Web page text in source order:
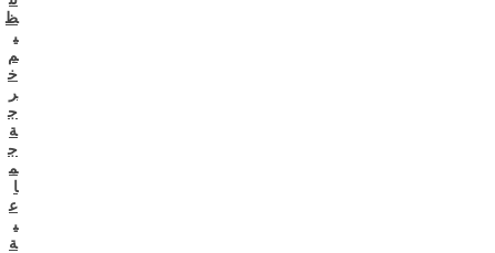
ظ
ي
م
خ
ر
ج
ة
ج
م
ا
ع
ي
ة